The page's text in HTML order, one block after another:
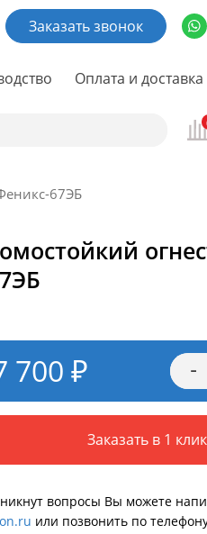
Заказать звонок
Оплата и доставка
67ЭБ
700 ₽
Заказать в 1 клик
вопросы Вы можете
или позвонить по